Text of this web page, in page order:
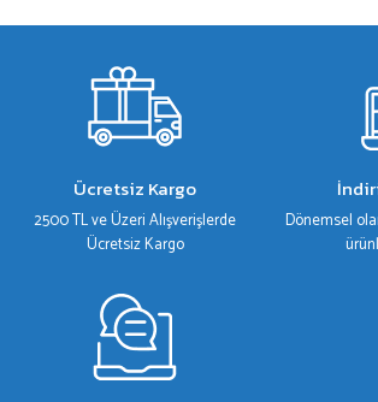
gördüğünüz noktaları öneri formunu kullanarak
Ürün resmi kalitesiz, bozuk veya görüntülenemiyor.
Ürün açıklamasında eksik bilgiler bulunuyor.
Ürün fiyatı diğer sitelerden daha pahalı.
Bu ürüne benzer farklı alternatifler olmalı.
Ücretsiz Kargo
2500 TL ve Üzeri Alışverişlerde
Ücretsiz Kargo
Dönemsel